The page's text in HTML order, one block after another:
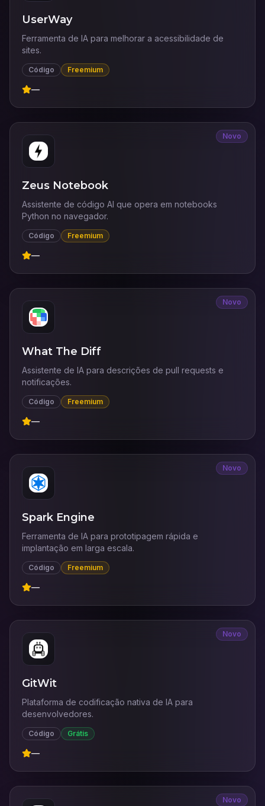
UserWay
Ferramenta de IA para melhorar a acessibilidade de
sites.
Código Freemium
—
Novo
Zeus Notebook
Assistente de código AI que opera em notebooks
Python no navegador.
Código Freemium
—
Novo
What The Diff
Assistente de IA para descrições de pull requests e
notificações.
Código Freemium
—
Novo
Spark Engine
Ferramenta de IA para prototipagem rápida e
implantação em larga escala.
Código Freemium
—
Novo
GitWit
Plataforma de codificação nativa de IA para
desenvolvedores.
Código Grátis
—
Novo